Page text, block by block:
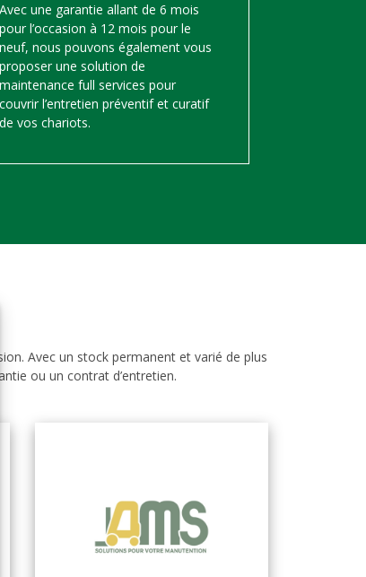
Avec une garantie allant de 6 mois
pour l’occasion à 12 mois pour le
neuf, nous pouvons également vous
proposer une solution de
maintenance full services pour
couvrir l’entretien préventif et curatif
de vos chariots.
Avec un stock permanent et varié de plus
ou un contrat d’entretien.